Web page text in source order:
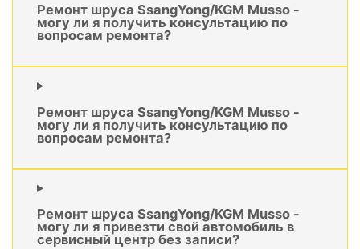
Ремонт шруса SsangYong/KGM Musso -
могу ли я получить консультацию по
вопросам ремонта?
Ремонт шруса SsangYong/KGM Musso -
могу ли я получить консультацию по
вопросам ремонта?
Ремонт шруса SsangYong/KGM Musso -
могу ли я привезти свой автомобиль в
сервисный центр без записи?